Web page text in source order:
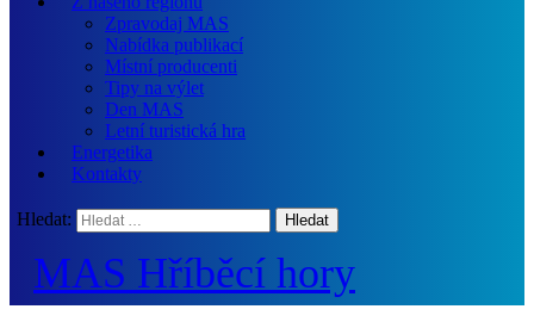
Zpravodaj MAS
Nabídka publikací
Místní producenti
Tipy na výlet
Den MAS
Letní turistická hra
Energetika
Kontakty
Hledat:
MAS Hříběcí hory